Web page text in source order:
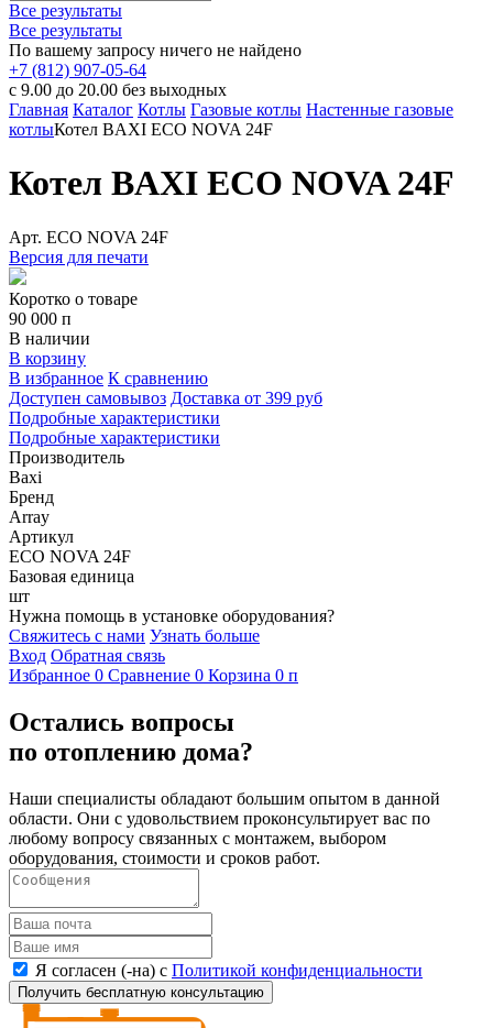
Все результаты
Все результаты
По вашему запросу ничего не найдено
+7 (812) 907-05-64
с 9.00 до 20.00 без выходных
Главная Каталог Котлы Газовые котлы Настенные газовые
котлыКотел BAXI ECO NOVA 24F
Котел BAXI ECO NOVA 24F
Арт. ECO NOVA 24F
Версия для печати
Коротко о товаре
90 000 п
В наличии
В корзину
В избранное К сравнению
Доступен самовывоз Доставка от 399 руб
Подробные характеристики
Подробные характеристики
Производитель
Baxi
Бренд
Array
Артикул
ECO NOVA 24F
Базовая единица
шт
Нужна помощь в установке оборудования?
Свяжитесь с нами Узнать больше
Вход Обратная связь
Избранное 0 Сравнение 0 Корзина 0 п
Остались вопросы
по отоплению дома?
Наши специалисты обладают большим опытом в данной
области. Они с удовольствием проконсультирует вас по
любому вопросу связанных с монтажем, выбором
оборудования, стоимости и сроков работ.
Я согласен (-на) с Политикой конфиденциальности
Получить бесплатную консультацию